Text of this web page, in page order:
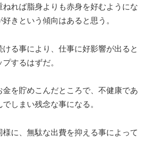
ねれば脂身よりも赤身を好むようにな
きという傾向はあると思う。
ける事により、仕事に好影響が出ると
するはずだ。
金を貯めこんだところで、不健康であ
しまい残念な事になる。
に、無駄な出費を抑える事によって